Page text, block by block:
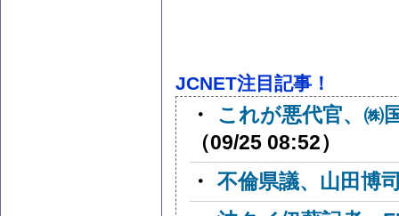
JCNET注目記事！
・
これが悪代官、㈱
（09/25 08:52）
・ 不倫県議、山田博